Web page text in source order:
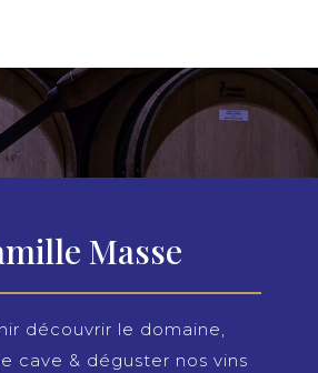
Masse
découvrir le domaine,
cave & déguster nos vins